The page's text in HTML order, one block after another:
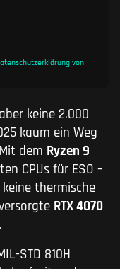
von
keine 2.000
kaum ein Weg
dem Ryzen 9
CPUs für ESO –
thermische
RTX 4070
STD 810H